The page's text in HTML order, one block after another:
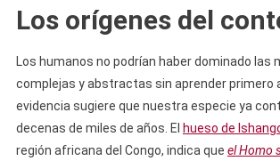
Los orígenes del
Los humanos no podrían haber dominado las
complejas y abstractas sin aprender primero
evidencia sugiere que nuestra especie ya
decenas de miles de años. El hueso de
región africana del Congo, indica que el Homo